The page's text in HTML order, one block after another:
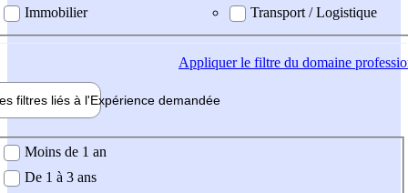
Immobilier
Transport / Logistique
Appliquerle filtre du domaine
filtres liés à l'Expérience demandée
demandée
Moins de 1 an
De 1 à 3 ans